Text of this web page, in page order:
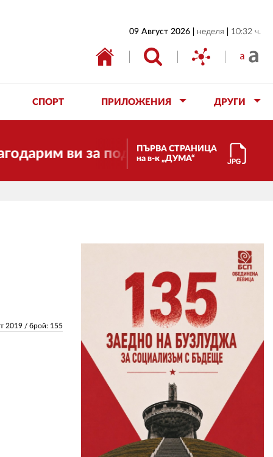
09 Август 2026 неделя 10:32 ч.
СПОРТ ПРИЛОЖЕНИЯ ДРУГИ
ви за подкрепата! Скъпи
ПЪРВА СТРАНИЦА
на в-к „ДУМА“
2019 / брой: 155
ИКОНОМИКА
ОБЩЕСТВО
АВТОРИ
РЕДАКЦИЯ
РЕКЛАМА
АБОНАМЕНТ
УСЛОВИЯ ЗА ПОЛЗВАНЕ